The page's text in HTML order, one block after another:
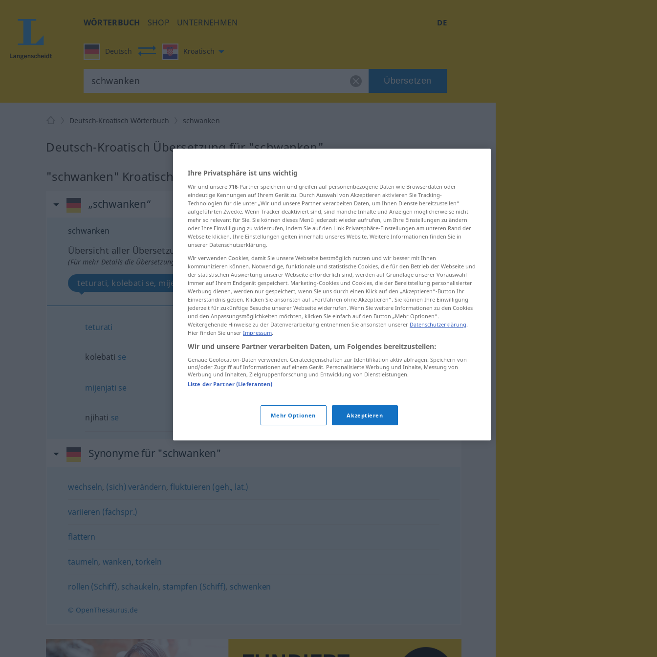
WÖRTERBUCH SHOP UNTERNEHMEN DE
Deutsch Kroatisch
Übersetzen
Deutsch-Kroatisch Wörterbuch schwanken
Deutsch-Kroatisch Übersetzung für "schwanken"
"schwanken" Kroatisch Übersetzung
„schwanken“
schwanken
Übersicht aller Übersetzungen
(Für mehr Details die Übersetzung anklicken/antippen)
teturati, kolebati se, mijenjati se, njihati se
teturati schwankentaumeln
kolebati se schwankena. FIG
mijenjati se
njihati se schwanken Gras, Zweige
Synonyme für "schwanken"
wechseln, (sich) verändern,fluktuieren (geh., lat.)
variieren (fachspr.)
flattern
taumeln, wanken, torkeln
rollen (Schiff), schaukeln, stampfen (Schiff), schwenken
© OpenThesaurus.de
Ihre Privatsphäre ist uns wichtig
Wir und unsere 716-Partner speichern und greifen auf personenbezogene Daten wie Browserdaten oder
eindeutige Kennungen auf Ihrem Gerät zu. Durch Auswahl von Akzeptieren aktivieren Sie Tracking-
Technologien für die unter „Wir und unsere Partner verarbeiten Daten, um Ihnen Dienste bereitzustellen“
aufgeführten Zwecke. Wenn Tracker deaktiviert sind, sind manche Inhalte und Anzeigen möglicherweise nicht
mehr so relevant für Sie. Sie können dieses Menü jederzeit wieder aufrufen, um Ihre Einstellungen zu ändern
oder Ihre Einwilligung zu widerrufen, indem Sie auf den Link Privatsphäre-Einstellungen am unteren Rand der
Webseite klicken. Ihre Einstellungen gelten innerhalb unseres Website. Weitere Informationen finden Sie in
unserer Datenschutzerklärung.
Wir verwenden Cookies, damit Sie unsere Webseite bestmöglich nutzen und wir besser mit Ihnen
kommunizieren können. Notwendige, funktionale und statistische Cookies, die für den Betrieb der Webseite und
der statistischen Auswertung unserer Webseite erforderlich sind, werden auf Grundlage unserer Vorauswahl
immer auf Ihrem Endgerät gespeichert. Marketing-Cookies und Cookies, die der Bereitstellung personalisierter
Werbung dienen, werden nur gespeichert, wenn Sie uns durch einen Klick auf den „Akzeptieren“-Button Ihr
Einverständnis geben. Klicken Sie ansonsten auf „Fortfahren ohne Akzeptieren“. Sie können Ihre Einwilligung
jederzeit für zukünftige Besuche unserer Webseite widerrufen. Wenn Sie weitere Informationen zu den Cookies
und den Anpassungsmöglichkeiten möchten, klicken Sie einfach auf den Button „Mehr Optionen“.
Weitergehende Hinweise zu der Datenverarbeitung entnehmen Sie ansonsten unserer Datenschutzerklärung.
Hier finden Sie unser Impressum.
Wir und unsere Partner verarbeiten Daten, um Folgendes bereitzustellen:
Genaue Geolocation-Daten verwenden. Geräteeigenschaften zur Identifikation aktiv abfragen. Speichern von
und/oder Zugriff auf Informationen auf einem Gerät. Personalisierte Werbung und Inhalte, Messung von
Werbung und Inhalten, Zielgruppenforschung und Entwicklung von Dienstleistungen.
Liste der Partner (Lieferanten)
Mehr Optionen Akzeptieren